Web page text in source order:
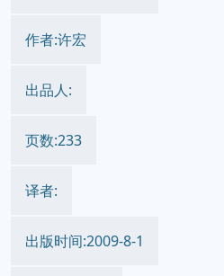
作者:许宏
出品人:
页数:233
译者:
出版时间:2009-8-1